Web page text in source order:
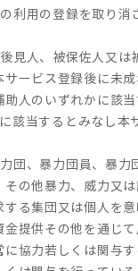
利用の登録を取り消
見人、被保佐人又は
サービス登録後に未
助人のいずれかに該
該当するとみなし本
団、暴力団員、暴力
その他暴力、威力又
する集団又は個人を
金提供その他を通じ
協力若しくは関与